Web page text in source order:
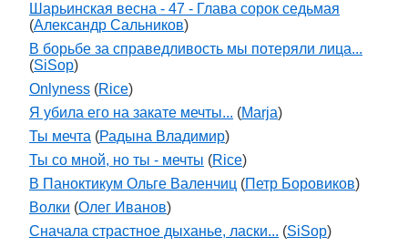
Шарьинская весна - 47 - Глава сорок седьмая
(Александр Сальников)
В борьбе за справедливость мы потеряли лица...
(SiSop)
Onlyness (Rice)
Я убила его на закате мечты... (Marja)
Ты мечта (Радына Владимир)
Ты со мной, но ты - мечты (Rice)
В Паноктикум Ольге Валенчиц (Петр Боровиков)
Волки (Олег Иванов)
Сначала страстное дыханье, ласки... (SiSop)